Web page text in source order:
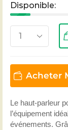
Disponible:
Acheter
Le haut-parleur
l’équipement
événements.